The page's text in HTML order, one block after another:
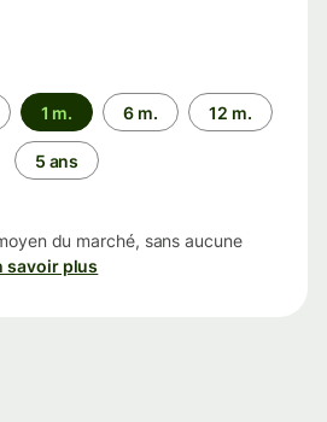
1 m. 6 m. 12 m.
5 ans
du marché, sans aucune
savoir plus